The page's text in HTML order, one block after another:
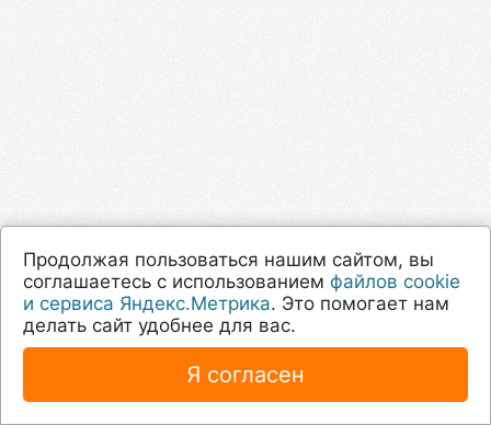
Продолжая пользоваться нашим сайтом, вы
соглашаетесь с использованием файлов cookie
и сервиса Яндекс.Метрика. Это помогает нам
делать сайт удобнее для вас.
Я согласен